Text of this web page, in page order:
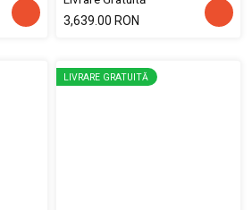
3,639.00 RON
LIVRARE GRATUITĂ